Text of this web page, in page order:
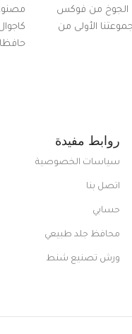
من فوكس
الأولى من
روابط مفيدة
سياسات الخصوصية
اتصل بنا
حسابي
محافظ جلد طبيعي
ورش تصنيع شنط